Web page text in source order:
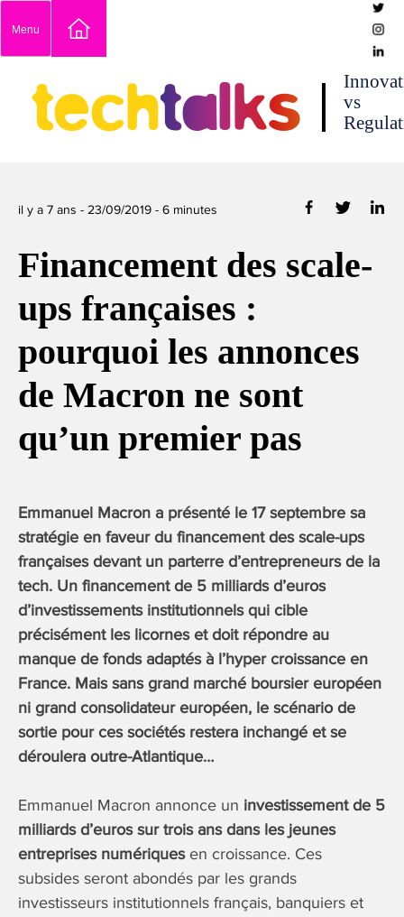
content
Menu
techtalks
vs
il y a 7 ans - 23/09/2019 - 6 minutes
Financement des scale-
ups françaises :
pourquoi les annonces
de Macron ne sont
qu’un premier pas
Emmanuel Macron a présenté le 17 septembre sa
stratégie en faveur du financement des scale-ups
françaises devant un parterre d’entrepreneurs de la
tech. Un financement de 5 milliards d’euros
d’investissements institutionnels qui cible
précisément les licornes et doit répondre au
manque de fonds adaptés à l’hyper croissance en
France. Mais sans grand marché boursier européen
ni grand consolidateur européen, le scénario de
sortie pour ces sociétés restera inchangé et se
déroulera outre-Atlantique…
Emmanuel Macron annonce un investissement de 5
milliards d’euros sur trois ans dans les jeunes
entreprises numériquesen croissance. Ces
subsides seront abondés par les grands
investisseurs institutionnels français, banquiers et